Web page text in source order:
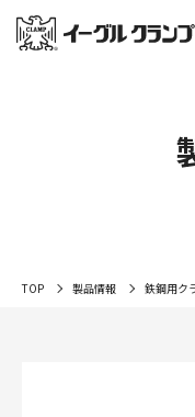
TOP 製品情報 鉄鋼用ク